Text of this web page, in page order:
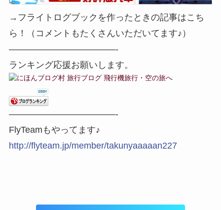
→フライトログブックを作ったときの記事はこち
ら！（コメントもたくさんいただいてます♪）
————————————-
ランキング応援お願いします。
————————————-
FlyTeamもやってます♪
http://flyteam.jp/member/takunyaaaaan227